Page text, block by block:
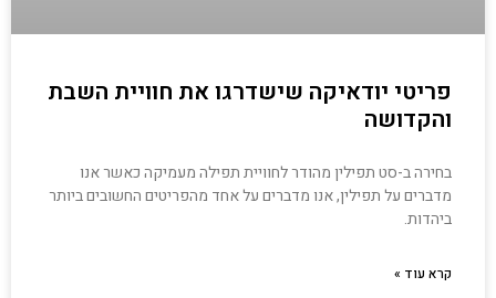
פריטי יודאיקה שישדרגו את חוויית השבת
והקדושה
בחירה ב-סט תפילין מהודר לחוויית תפילה מעמיקה כאשר אנו
מדברים על תפילין, אנו מדברים על אחד מהפריטים החשובים ביותר
ביהדות.
קרא עוד »